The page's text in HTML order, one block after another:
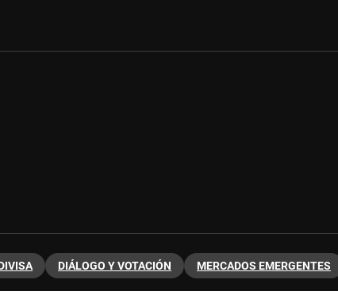
DIÁLOGO Y VOTACIÓN MERCADOS EMERGENTES